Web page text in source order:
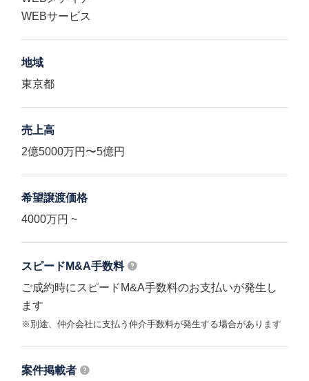
WEBサービス
地域
東京都
売上高
2億5000万円〜5億円
希望譲渡価格
4000万円 ~
スピードM&A手数料
ご成約時にスピードM&A手数料のお支払いが発生し
ます
※別途、仲介会社に支払う仲介手数料が発生する場合があります
案件掲載者